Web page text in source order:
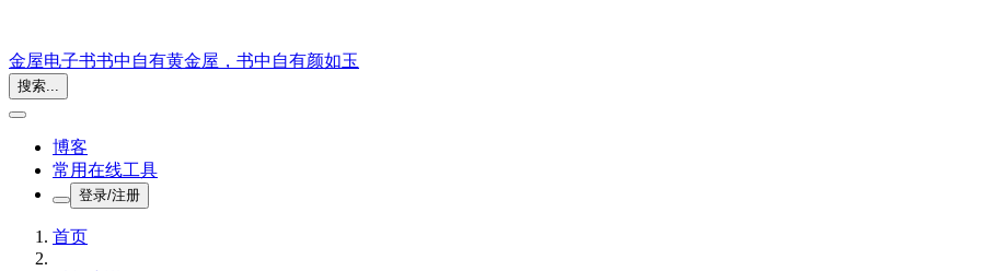
金屋电子书书中自有黄金屋，书中自有颜如玉
搜索...
博客
常用在线工具
登录/注册
首页